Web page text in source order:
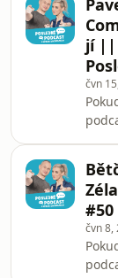
co
jí ||
čvn
#50
čvn 8,